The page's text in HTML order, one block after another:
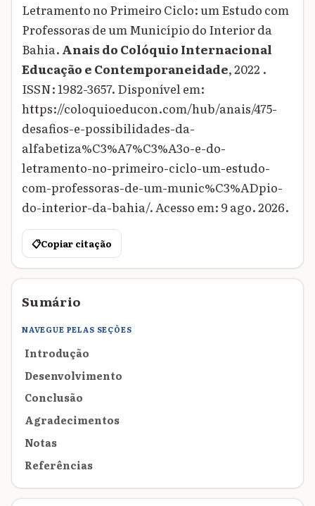
Letramento no Primeiro Ciclo: um Estudo com
Professoras de um Município do Interior da
Bahia. Anais do Colóquio Internacional
Educação e Contemporaneidade, 2022 .
ISSN: 1982-3657. Disponível em:
https://coloquioeducon.com/hub/anais/475-
desafios-e-possibilidades-da-
alfabetiza%C3%A7%C3%A3o-e-do-
letramento-no-primeiro-ciclo-um-estudo-
com-professoras-de-um-munic%C3%ADpio-
do-interior-da-bahia/. Acesso em: 9 ago. 2026.
📋Copiar citação
Sumário
NAVEGUE PELAS SEÇÕES
Introdução
Desenvolvimento
Conclusão
Agradecimentos
Notas
Referências